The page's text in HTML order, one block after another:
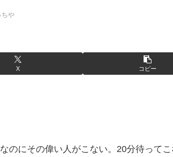
ちや
X コピー
のにその偉い人がこない。20分待って